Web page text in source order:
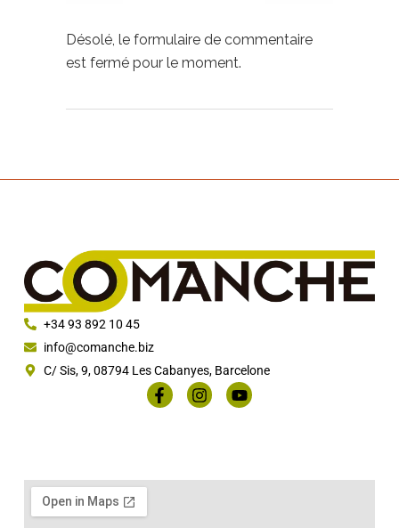
Désolé, le formulaire de commentaire
est fermé pour le moment.
+34 93 892 10 45
info@comanche.biz
C/ Sis, 9, 08794 Les Cabanyes, Barcelone